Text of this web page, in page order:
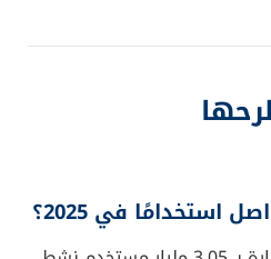
استخدامًا في 2025؟